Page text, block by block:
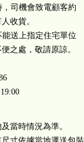
司機會致電顧客約
收貨。
送上指定住宅單位
之處，敬請原諒。
當時情況為準。